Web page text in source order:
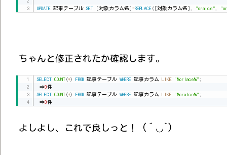
UPDATE 記事テーブル SET [対象カラム名 ] =REPLACE ( [対象カラム名 ] "oralce"
ちゃんと修正されたか確認します。
SELECT COUNT (*) FROM 記事テーブル WHERE 記事カラム LIKE "%orlace%" ;
⇒0
SELECT COUNT (*) FROM 記事テーブル WHERE 記事カラム LIKE "%oralce%" ;
⇒0件
よしよし、これで良しっと！ (´◡`)